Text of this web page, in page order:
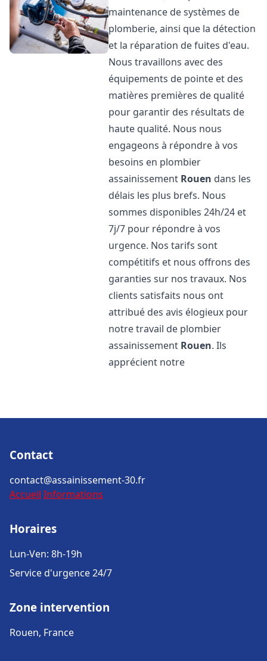
maintenance de systèmes de
plomberie, ainsi que la détection
et la réparation de fuites d'eau.
Nous travaillons avec des
équipements de pointe et des
matières premières de qualité
pour garantir des résultats de
haute qualité. Nous nous
engageons à répondre à vos
besoins en plombier
assainissement Rouen dans les
délais les plus brefs. Nous
sommes disponibles 24h/24 et
7j/7 pour répondre à vos
urgence. Nos tarifs sont
compétitifs et nous offrons des
garanties sur nos travaux. Nos
clients satisfaits nous ont
attribué des avis élogieux pour
notre travail de plombier
assainissement Rouen. Ils
apprécient notre
Contact
contact@assainissement-30.fr
Accueil Informations
Horaires
Lun-Ven: 8h-19h
Service d'urgence 24/7
Zone intervention
Rouen, France